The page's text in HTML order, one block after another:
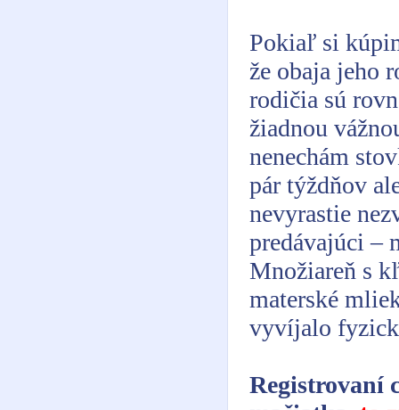
Pokiaľ si
že obaja jeho
rodičia sú
žiadnou
nenechám
pár týždňov
nevyrastie
predávajúci –
Množiareň s
materské
vyvíjalo
Registrovaní